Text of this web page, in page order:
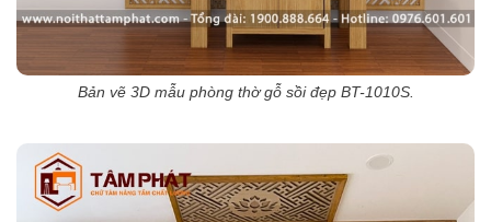
Bản vẽ 3D mẫu phòng thờ gỗ sồi đẹp BT-1010S.